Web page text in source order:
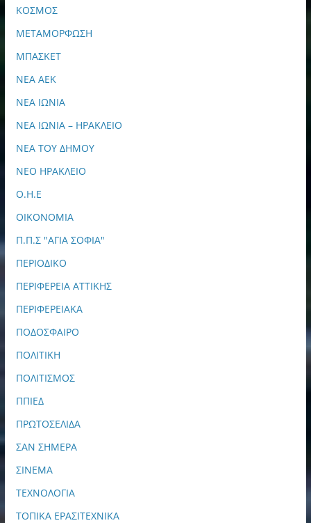
ΚΟΣΜΟΣ
ΜΕΤΑΜΟΡΦΩΣΗ
ΜΠΑΣΚΕΤ
ΝΕΑ ΑΕΚ
ΝΕΑ ΙΩΝΙΑ
ΝΕΑ ΙΩΝΙΑ – ΗΡΑΚΛΕΙΟ
ΝΕΑ ΤΟΥ ΔΗΜΟΥ
ΝΕΟ ΗΡΑΚΛΕΙΟ
Ο.Η.Ε
ΟΙΚΟΝΟΜΙΑ
Π.Π.Σ "ΑΓΙΑ ΣΟΦΙΑ"
ΠΕΡΙΟΔΙΚΟ
ΠΕΡΙΦΕΡΕΙΑ ΑΤΤΙΚΗΣ
ΠΕΡΙΦΕΡΕΙΑΚΑ
ΠΟΔΟΣΦΑΙΡΟ
ΠΟΛΙΤΙΚΗ
ΠΟΛΙΤΙΣΜΟΣ
ΠΠΙΕΔ
ΠΡΩΤΟΣΕΛΙΔΑ
ΣΑΝ ΣΗΜΕΡΑ
ΣΙΝΕΜΑ
ΤΕΧΝΟΛΟΓΙΑ
ΤΟΠΙΚΑ ΕΡΑΣΙΤΕΧΝΙΚΑ